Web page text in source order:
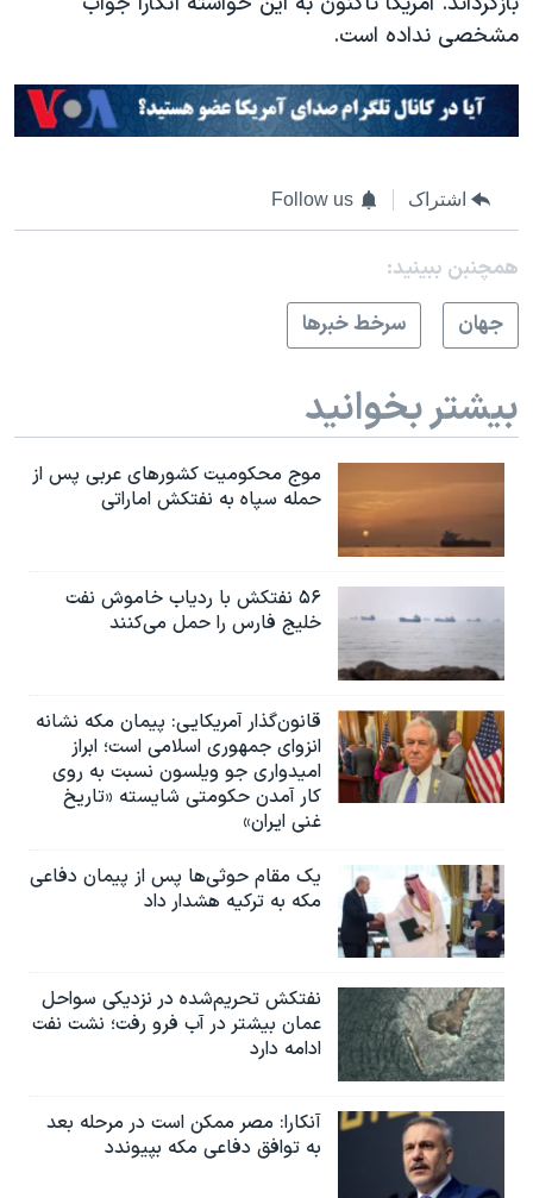
مشخصی نداده است.
اشتراک Follow us
همچنبن ببینید:
جهان
سرخط خبرها
بیشتر بخوانید
موج محکومیت کشورهای عربی پس از
حمله سپاه به نفتکش اماراتی
۵۶ نفتکش با ردیاب خاموش نفت
خلیج فارس را حمل می‌کنند
قانون‌گذار آمریکایی: پیمان مکه نشانه
انزوای جمهوری اسلامی است؛ ابراز
امیدواری جو ویلسون نسبت به روی
کار آمدن حکومتی شایسته «تاریخ
غنی ایران»
یک مقام حوثی‌ها پس از پیمان دفاعی
مکه به ترکیه هشدار داد
نفتکش تحریم‌شده در نزدیکی سواحل
عمان بیشتر در آب فرو رفت؛ نشت نفت
ادامه دارد
آنکارا: مصر ممکن است در مرحله بعد
به توافق دفاعی مکه بپیوندد